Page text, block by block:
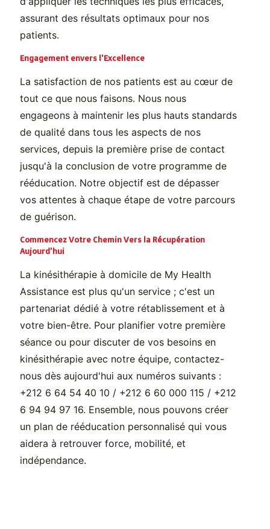
assurant des résultats optimaux pour nos
patients.
Engagement envers l'Excellence
La satisfaction de nos patients est au cœur de
tout ce que nous faisons. Nous nous
engageons à maintenir les plus hauts standards
de qualité dans tous les aspects de nos
services, depuis la première prise de contact
jusqu'à la conclusion de votre programme de
rééducation. Notre objectif est de dépasser
vos attentes à chaque étape de votre parcours
de guérison.
Commencez Votre Chemin Vers la Récupération
Aujourd'hui
La kinésithérapie à domicile de My Health
Assistance est plus qu'un service ; c'est un
partenariat dédié à votre rétablissement et à
votre bien-être. Pour planifier votre première
séance ou pour discuter de vos besoins en
kinésithérapie avec notre équipe, contactez-
nous dès aujourd'hui aux numéros suivants :
+212 6 64 54 40 10 / +212 6 60 000 115 / +212
6 94 94 97 16. Ensemble, nous pouvons créer
un plan de rééducation personnalisé qui vous
aidera à retrouver force, mobilité, et
indépendance.